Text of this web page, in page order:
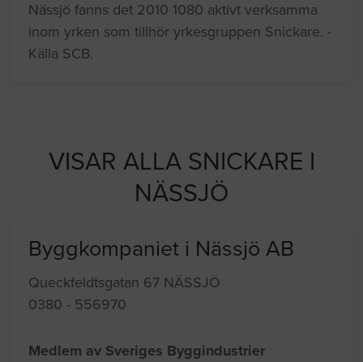
Nässjö fanns det 2010 1080 aktivt verksamma
inom yrken som tillhör yrkesgruppen Snickare. -
Källa SCB.
VISAR ALLA SNICKARE I
NÄSSJÖ
Byggkompaniet i Nässjö AB
Queckfeldtsgatan 67 NÄSSJÖ
0380 - 556970
Medlem av Sveriges Byggindustrier